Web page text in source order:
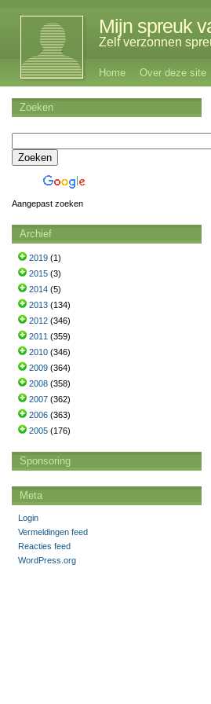
Mijn spreuk
Zelf verzonnen
Home Over deze site
Zoeken
Aangepast zoeken
Archief
2019 (1)
2015 (3)
2014 (5)
2013 (134)
2012 (346)
2011 (359)
2010 (346)
2009 (364)
2008 (358)
2007 (362)
2006 (363)
2005 (176)
Sponsoring
Meta
Login
Vermeldingen feed
Reacties feed
WordPress.org